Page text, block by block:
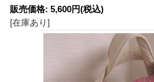
販売価格: 5,600円(税込)
[在庫あり]